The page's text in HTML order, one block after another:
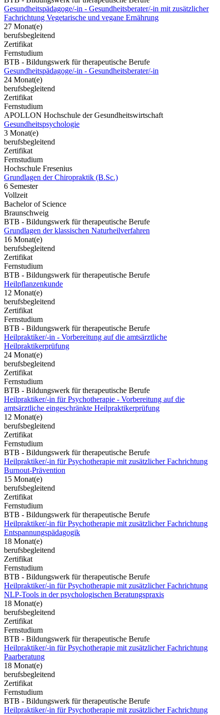
Gesundheitspädagoge/-in - Gesundheitsberater/-in mit zusätzlicher
Fachrichtung Vegetarische und vegane Ernährung
27 Monat(e)
berufsbegleitend
Zertifikat
Fernstudium
BTB - Bildungswerk für therapeutische Berufe
Gesundheitspädagoge/-in - Gesundheitsberater/-in
24 Monat(e)
berufsbegleitend
Zertifikat
Fernstudium
APOLLON Hochschule der Gesundheitswirtschaft
Gesundheitspsychologie
3 Monat(e)
berufsbegleitend
Zertifikat
Fernstudium
Hochschule Fresenius
Grundlagen der Chiropraktik (B.Sc.)
6 Semester
Vollzeit
Bachelor of Science
Braunschweig
BTB - Bildungswerk für therapeutische Berufe
Grundlagen der klassischen Naturheilverfahren
16 Monat(e)
berufsbegleitend
Zertifikat
Fernstudium
BTB - Bildungswerk für therapeutische Berufe
Heilpflanzenkunde
12 Monat(e)
berufsbegleitend
Zertifikat
Fernstudium
BTB - Bildungswerk für therapeutische Berufe
Heilpraktiker/-in - Vorbereitung auf die amtsärztliche
Heilpraktikerprüfung
24 Monat(e)
berufsbegleitend
Zertifikat
Fernstudium
BTB - Bildungswerk für therapeutische Berufe
Heilpraktiker/-in für Psychotherapie - Vorbereitung auf die
amtsärztliche eingeschränkte Heilpraktikerprüfung
12 Monat(e)
berufsbegleitend
Zertifikat
Fernstudium
BTB - Bildungswerk für therapeutische Berufe
Heilpraktiker/-in für Psychotherapie mit zusätzlicher Fachrichtung
Burnout-Prävention
15 Monat(e)
berufsbegleitend
Zertifikat
Fernstudium
BTB - Bildungswerk für therapeutische Berufe
Heilpraktiker/-in für Psychotherapie mit zusätzlicher Fachrichtung
Entspannungspädagogik
18 Monat(e)
berufsbegleitend
Zertifikat
Fernstudium
BTB - Bildungswerk für therapeutische Berufe
Heilpraktiker/-in für Psychotherapie mit zusätzlicher Fachrichtung
NLP-Tools in der psychologischen Beratungspraxis
18 Monat(e)
berufsbegleitend
Zertifikat
Fernstudium
BTB - Bildungswerk für therapeutische Berufe
Heilpraktiker/-in für Psychotherapie mit zusätzlicher Fachrichtung
Paarberatung
18 Monat(e)
berufsbegleitend
Zertifikat
Fernstudium
BTB - Bildungswerk für therapeutische Berufe
Heilpraktiker/-in für Psychotherapie mit zusätzlicher Fachrichtung